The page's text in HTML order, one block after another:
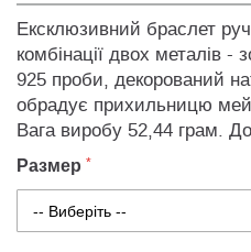
Ексклюзивний браслет
комбінації двох металів -
925 проби, декорований
обрадує прихильницю
Вага виробу 52,44 грам.
Размер